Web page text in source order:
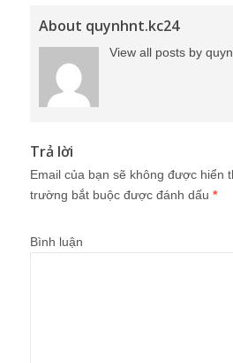
About quynhnt.kc24
View all posts by
Trả lời
Email của bạn sẽ không được hiển
trường bắt buộc được đánh dấu *
Bình luận